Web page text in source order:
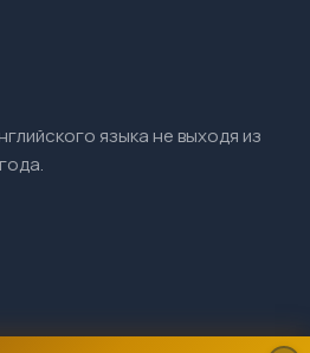
языка не выходя из